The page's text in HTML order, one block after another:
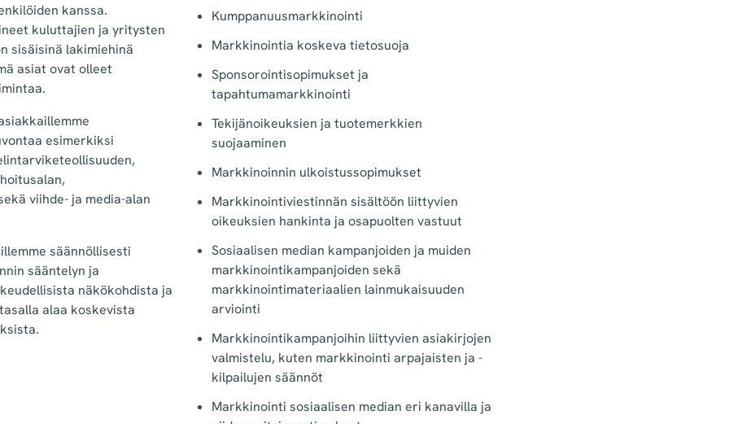
kanssa.
kuluttajien ja yritysten
sisäisinä lakimiehinä
asiat ovat olleet
esimerkiksi
viihde- ja media-alan
säännöllisesti
sääntelyn ja
näkökohdista ja
alaa koskevista
Kumppanuusmarkkinointi
Markkinointia koskeva tietosuoja
Sponsorointisopimukset ja
tapahtumamarkkinointi
Tekijänoikeuksien ja tuotemerkkien
suojaaminen
Markkinoinnin ulkoistussopimukset
Markkinointiviestinnän sisältöön liittyvien
oikeuksien hankinta ja osapuolten vastuut
Sosiaalisen median kampanjoiden ja muiden
markkinointikampanjoiden sekä
markkinointimateriaalien lainmukaisuuden
arviointi
Markkinointikampanjoihin liittyvien asiakirjojen
valmistelu, kuten markkinointi arpajaisten ja -
kilpailujen säännöt
Markkinointi sosiaalisen median eri kanavilla ja